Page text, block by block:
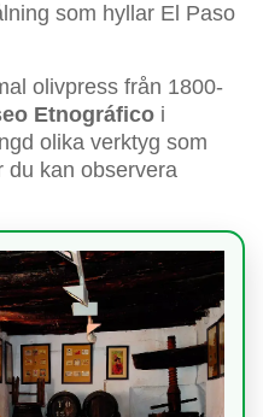
som hyllar El Paso
olivpress från 1800-
Etnográfico i
olika verktyg som
du kan observera